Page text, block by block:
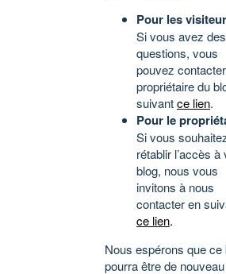
Pour les
Si vous avez des
questions, vous
pouvez
propriétaire du
suivantce lien.
Pour le
Si vous
rétablir l’accès à
blog, nous vous
invitons à nous
contacter en
ce lien.
Nous espérons que ce
pourra être de nouveau